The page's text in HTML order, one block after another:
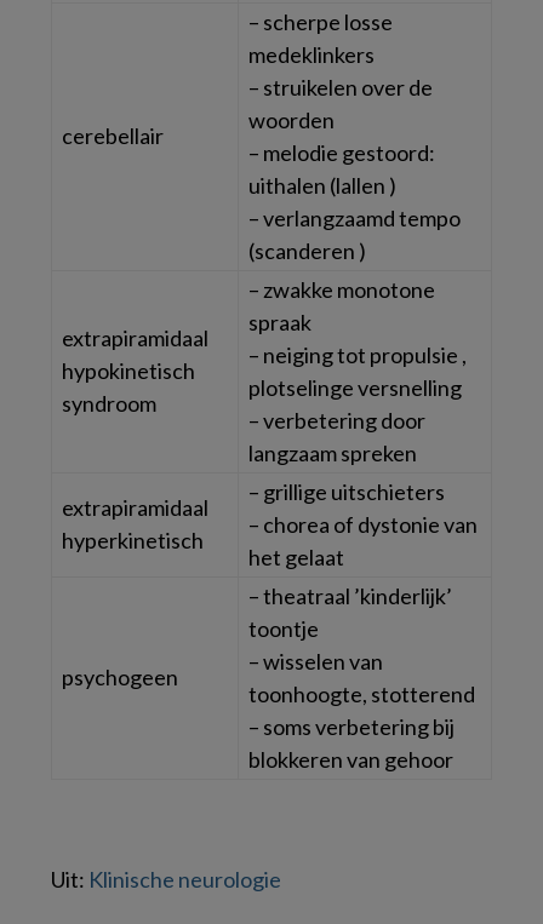
cerebellair
– scherpe losse
medeklinkers
– struikelen over de
woorden
– melodie gestoord:
uithalen (lallen )
– verlangzaamd tempo
(scanderen )
extrapiramidaal
hypokinetisch
syndroom
– zwakke monotone
spraak
– neiging tot propulsie ,
plotselinge versnelling
– verbetering door
langzaam spreken
extrapiramidaal
hyperkinetisch
– grillige uitschieters
– chorea of dystonie van
het gelaat
psychogeen
– theatraal ’kinderlijk’
toontje
– wisselen van
toonhoogte, stotterend
– soms verbetering bij
blokkeren van gehoor
Uit: Klinische neurologie